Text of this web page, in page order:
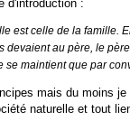
d'introduction :
est celle de la famille.
au père, le
se maintient que par
mais du moins
naturelle et tout